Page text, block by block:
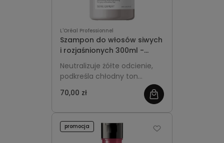
L'Oréal Professionnel
Szampon do włosów siwych
i rozjaśnionych 300ml -
L'Oréal Professionnel Silver
Neutralizuje żółte odcienie,
podkreśla chłodny ton
włosów i nadaje im świetlisty
blask.
70,00 zł
promocja